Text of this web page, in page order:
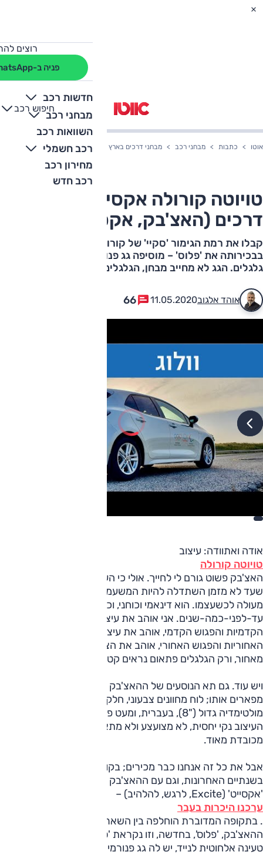
רוצים
פניה ב-WhatsApp
חדשות רכב
מבחני רכב
השוואות רכב
רכב חשמלי
מחירון רכב
רכב חדש
חיפוש רכב
+
-
אוטו כתבות מבחני רכב מבחני דרכים בארץ טויוטה קורולה אקסייט – מבחן
טויוטה קורולה אקסייט – מבחן
דרכים (האצ'בק, אקסייט סקיי)
קבלו את רמת הגימור 'סקיי' של קורולה האצ'בק, המחליפה
בבכירותה את 'פלוס' – מוסיפה גג פנורמי ומשנה מידות
גלגלים. הגג לא מחייב מבחן, הגלגלים כן
אוהד אלגוב11.05.2020
66
אודה ואתוודה: עיצוב
טויוטה קורולה
האצ'בק פשוט גורם לי לחייך. אולי כי העיצוב הזה משודך למכונית
שעד לא מזמן השתדלה להיות המשעממת מכולן, ואולי כי הוא
מעולה לכשעצמו. הוא דינאמי וכוחני, וכל-כך לא-טויוטה
עד-לפני-כמה-שנים. אני אוהב את עיצוב יחידות התאורה
הקדמיות והפגוש הקדמי, אוהב את עיצוב יחידות התאורה
האחוריות והפגוש האחורי, אוהב את הצדודית עם הספוילר הקטן
מאחור, ורק הגלגלים פתאום נראים קטנים מדי.
ויש עוד. גם תא הנוסעים של ההאצ'בק יפהפה. צבעי שחור ולבן
מפארים אותו; לוח מחוונים צבעוני, חלקו מוקרן וחלקו אנלוגי; צג
מולטימדיה גדול ("8), בעברית, ומעט פחות צבעוני מהממוצע;
העיצוב נקי יחסית, לא מצועצע ולא מתאמץ, והתוצאה צעירה אך
מכובדת מאוד.
אבל את כל זה אנחנו כבר מכירים; בקורולה פגשנו פעמים רבות
בשנתיים האחרונות, וגם עם ההאצ'בק – הנקראת בישראל
'אקסייט' (Excite, לרגש, להלהיב) –
ערכנו היכרות בעבר
. בתקופה המדוברת הוחלפה בין השאר רמת הגימור הגבוהה של
ההאצ'בק, 'פלוס', בחדשה, וזו נקראת 'סקיי'. בשינויים: לסקיי אין
טעינה אלחוטית לנייד, יש לה גג פנורמי מלוא אורכו של הרכב